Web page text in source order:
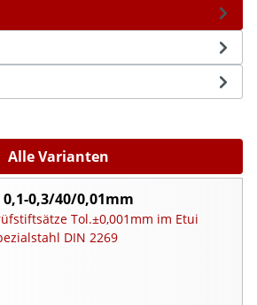
Alle Varianten
0,3/40/0,01mm
Tol.±0,001mm im Etui
DIN 2269